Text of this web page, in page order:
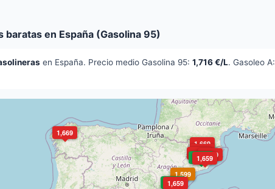
en España (Gasolina 95)
en España. Precio medio Gasolina 95: 1,716 €/L. Gasoleo A:
1,469
1,529
1,599
1,629
1,639
1,659
1,659
1,669
1,669
1,679